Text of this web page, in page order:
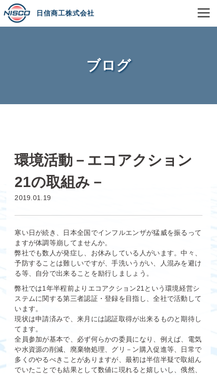
日信商工株式会社
ブログ
環境活動－エコアクション
21の取組み－
2019.01.19
寒い日が続き、日本全国でインフルエンザが猛威を振るって
ますが体調等崩してませんか。
弊社でも数人が発症し、お休みしている人がいます。中々、
予防することは難しいですが、手洗いうがい、人混みを避け
る等、自分で出来ることを励行しましょう。
弊社では1年半程前よりエコアクション21という環境経営シ
ステムに関する第三者認証・登録を目指し、全社で活動して
います。
現状は申請済みで、来月には認証取得が出来るものと期待し
てます。
全員参加が基本で、必ず何らかの委員になり、例えば、電気
や水資源の削減、廃棄物処理、グリ－ン購入促進等、日常で
多くのやるべきことがありますが、最初は半信半疑で取組ん
でいたことでも結果として数値に現れると嬉しいし、俄然、